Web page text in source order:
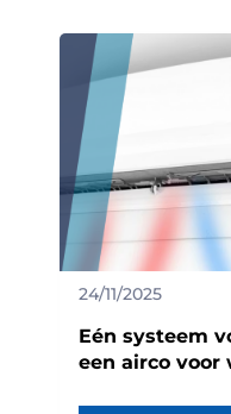
24/11/2025
Eén systeem
een airco voor